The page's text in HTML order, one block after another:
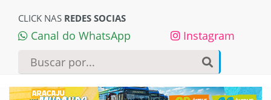
CLICK NAS REDES SOCIAS
Canal do WhatsApp Instagram